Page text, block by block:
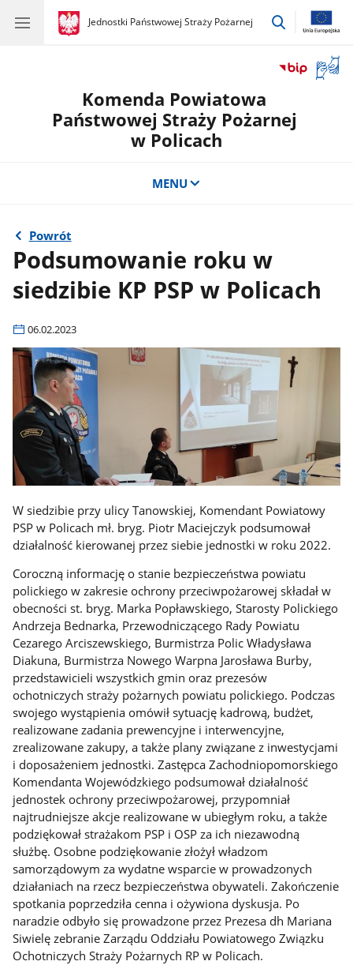
gov.pl
Jednostki Państwowej Straży Pożarnej
gov.pl
Jednostki
przejdź
okno
Komenda Powiatowa
Państwowej Straży Pożarnej
w Policach
MENU
Powrót
Podsumowanie roku w
siedzibie KP PSP w Policach
06.02.2023
W siedzibie przy ulicy Tanowskiej, Komendant Powiatowy
PSP w Policach mł. bryg. Piotr Maciejczyk podsumował
działalność kierowanej przez siebie jednostki w roku 2022.
Coroczną informację o stanie bezpieczeństwa powiatu
polickiego w zakresie ochrony przeciwpożarowej składał w
obecności st. bryg. Marka Popławskiego, Starosty Polickiego
Andrzeja Bednarka, Przewodniczącego Rady Powiatu
Cezarego Arciszewskiego, Burmistrza Polic Władysława
Diakuna, Burmistrza Nowego Warpna Jarosława Burby,
przedstawicieli wszystkich gmin oraz prezesów
ochotniczych straży pożarnych powiatu polickiego. Podczas
swojego wystąpienia omówił sytuację kadrową, budżet,
realizowane zadania prewencyjne i interwencyjne,
zrealizowane zakupy, a także plany związane z inwestycjami
i doposażeniem jednostki. Zastępca Zachodniopomorskiego
Komendanta Wojewódzkiego podsumował działalność
jednostek ochrony przeciwpożarowej, przypomniał
najtrudniejsze akcje realizowane w ubiegłym roku, a także
podziękował strażakom PSP i OSP za ich niezawodną
służbę. Osobne podziękowanie złożył władzom
samorządowym za wydatne wsparcie w prowadzonych
działaniach na rzecz bezpieczeństwa obywateli. Zakończenie
spotkania poprzedziła cenna i ożywiona dyskusja. Po
naradzie odbyło się prowadzone przez Prezesa dh Mariana
Siwielę zebranie Zarządu Oddziału Powiatowego Związku
Ochotniczych Straży Pożarnych RP w Policach.